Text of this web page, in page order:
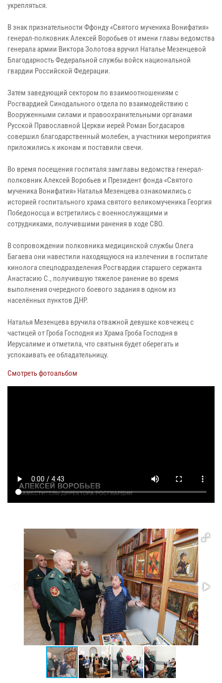
укрепляться.
В знак признательности Ффонду «Святого мученика Вонифатия»
генерал-полковник Алексей Воробьев от имени главы ведомства
генерала армии Виктора Золотова вручил Наталье Мезенцевой
Благодарность Федеральной службы войск национальной
гвардии Российской Федерации.
Затем заведующий сектором по взаимоотношениям с
Росгвардией Синодального отдела по взаимодействию с
Вооруженными силами и правоохранительными органами
Русской Православной Церкви иерей Роман Богдасаров
совершил благодарственный молебен, а участники мероприятия
приложились к иконам и поставили свечи.
Во время посещения госпиталя замглавы ведомства генерал-
полковник Алексей Воробьев и Президент фонда «Святого
мученика Вонифатия» Наталья Мезенцева ознакомились с
историей госпитального храма святого великомученика Георгия
Победоносца и встретились с военнослужащими и
сотрудниками, получившими ранения в ходе СВО.
В сопровождении полковника медицинской службы Олега
Багаева они навестили находящуюся на излечении в госпитале
кинолога спецподразделения Росгвардии старшего сержанта
Анастасию С., получившую тяжелое ранение во время
выполнения очередного боевого задания в одном из
населённых пунктов ДНР.
Наталья Мезенцева вручила отважной девушке ковчежец с
частицей от Гроба Господня из Храма Гроба Господня в
Иерусалиме и отметила, что святыня будет оберегать и
успокаивать ее обладательницу.
Смотреть фотоальбом